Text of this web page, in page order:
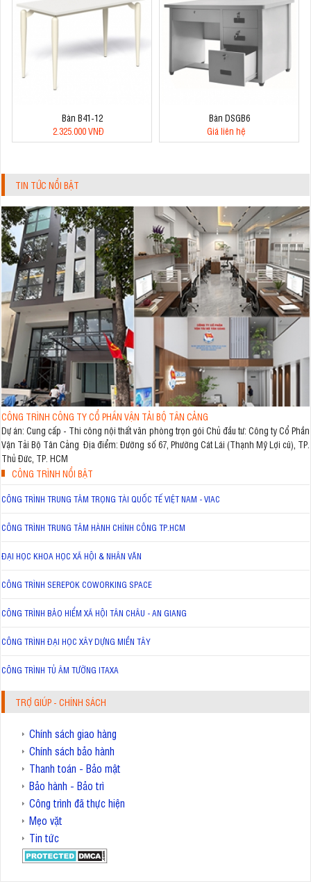
Bàn B41-12
2.325.000 VNĐ
Bàn DSGB6
Giá liên hệ
TIN TỨC NỔI BẬT
CÔNG TRÌNH CÔNG TY CỔ PHẦN VẬN TẢI BỘ TÂN CẢNG
Dự án: Cung cấp - Thi công nội thất văn phòng trọn gói Chủ đầu tư: Công ty Cổ Phần
Vận Tải Bộ Tân Cảng Địa điểm: Đường số 67, Phường Cát Lái (Thạnh Mỹ Lợi cũ), TP.
Thủ Đức, TP. HCM
CÔNG TRÌNH NỔI BẬT
CÔNG TRÌNH TRUNG TÂM TRỌNG TÀI QUỐC TẾ VIỆT NAM - VIAC
CÔNG TRÌNH TRUNG TÂM HÀNH CHÍNH CÔNG TP.HCM
ĐẠI HỌC KHOA HỌC XÃ HỘI & NHÂN VĂN
CÔNG TRÌNH SEREPOK COWORKING SPACE
CÔNG TRÌNH BẢO HIỂM XÃ HỘI TÂN CHÂU - AN GIANG
CÔNG TRÌNH ĐẠI HỌC XÂY DỰNG MIỀN TÂY
CÔNG TRÌNH TỦ ÂM TƯỜNG ITAXA
TRỢ GIÚP - CHÍNH SÁCH
Chính sách giao hàng
Chính sách bảo hành
Thanh toán - Bảo mật
Bảo hành - Bảo trì
Công trình đã thực hiện
Mẹo vặt
Tin tức